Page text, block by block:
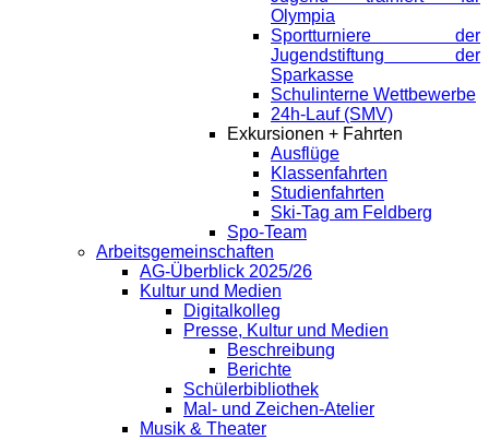
Olympia
Sportturniere der
Jugendstiftung der
Sparkasse
Schulinterne Wettbewerbe
24h-Lauf (SMV)
Exkursionen + Fahrten
Ausflüge
Klassenfahrten
Studienfahrten
Ski-Tag am Feldberg
Spo-Team
Arbeitsgemeinschaften
AG-Überblick 2025/26
Kultur und Medien
Digitalkolleg
Presse, Kultur und Medien
Beschreibung
Berichte
Schülerbibliothek
Mal- und Zeichen-Atelier
Musik & Theater